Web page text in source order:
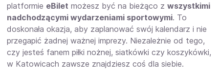
platformie eBilet możesz być na bieżąco z wszystkimi
nadchodzącymi wydarzeniami sportowymi. To
doskonała okazja, aby zaplanować swój kalendarz i nie
przegapić żadnej ważnej imprezy. Niezależnie od tego,
czy jesteś fanem piłki nożnej, siatkówki czy koszykówki,
w Katowicach zawsze znajdziesz coś dla siebie.